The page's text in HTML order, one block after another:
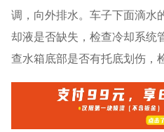
调，向外排水。车子下面滴水
却液是否缺失，检查冷却系统
查水箱底部是否有托底划伤，